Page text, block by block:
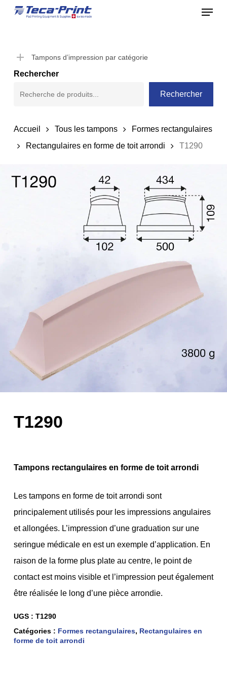
Skip
content
Menu
Tampons d’impression par catégorie
Rechercher
Rechercher
Accueil Tous les tampons
Formes rectangulaires
Rectangulaires en forme de toit arrondi
T1290
T1290
Tampons rectangulaires en forme de toit arrondi
Les tampons en forme de toit arrondi sont
principalement utilisés pour les impressions angulaires
et allongées. L’impression d’une graduation sur une
seringue médicale en est un exemple d’application. En
raison de la forme plus plate au centre, le point de
contact est moins visible et l’impression peut également
être réalisée le long d’une pièce arrondie.
UGS : T1290
Catégories : Formes rectangulaires, Rectangulaires en
forme de toit arrondi